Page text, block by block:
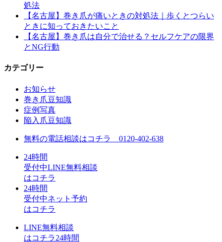
処法
【名古屋】巻き爪が痛いときの対処法｜歩くとつらい
ときに知っておきたいこと
【名古屋】巻き爪は自分で治せる？セルフケアの限界
とNG行動
カテゴリー
お知らせ
巻き爪豆知識
症例写真
陥入爪豆知識
無料の電話相談はコチラ 0120-402-638
24時間
受付中LINE無料相談
はコチラ
24時間
受付中ネット予約
はコチラ
LINE無料相談
はコチラ24時間